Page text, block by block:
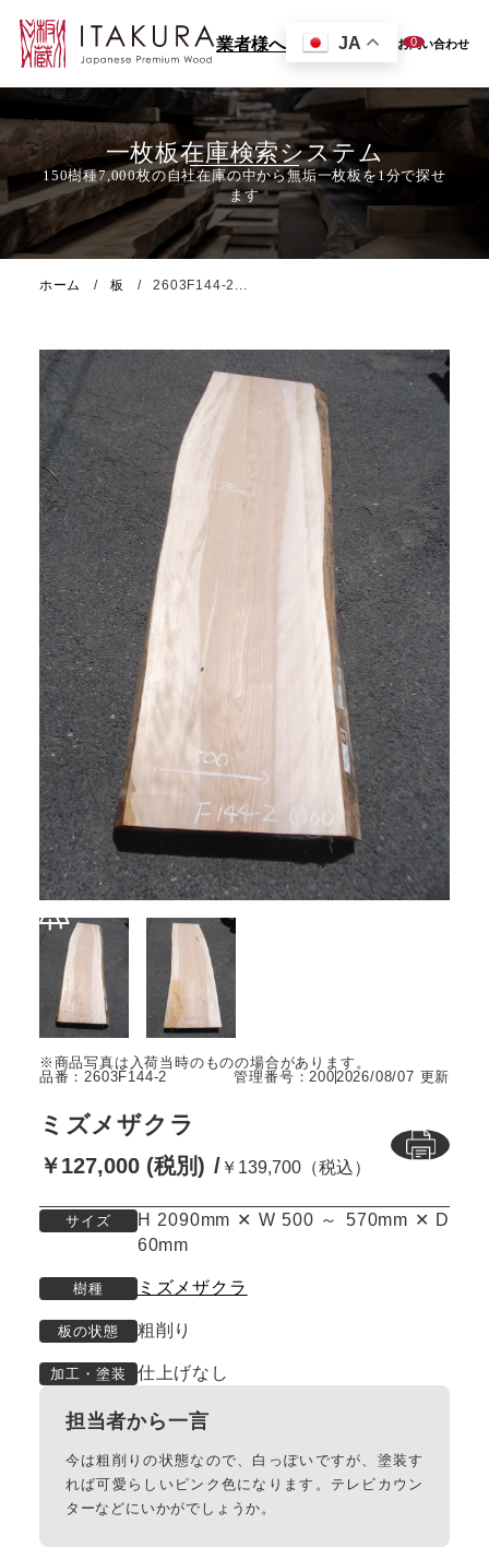
業者様へ JA 0
お問い合わせ
一枚板在庫検索システム
ホーム 板 2603F144-2...
品番：2603F144-2 管理番号：200 2026/08/07 更新
ミズメザクラ
￥127,000 (税別) ￥139,700（税込）
サイズ
H 2090mm ✕ W 500 ～ 570mm ✕ D
60mm
樹種 ミズメザクラ
板の状態 粗削り
加工・塗装 仕上げなし
担当者から一言
今は粗削りの状態なので、白っぽいですが、塗装す
れば可愛らしいピンク色になります。テレビカウン
ターなどにいかがでしょうか。